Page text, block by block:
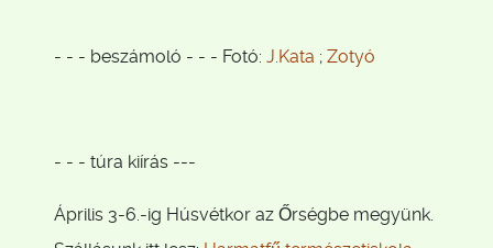
- - - beszámoló - - - Fotó: J.Kata ; Zotyó
- - - túra kiírás ---
Április 3-6.-ig Húsvétkor az Őrségbe megyünk.